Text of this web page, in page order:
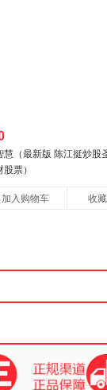
慧（最新版 陈江挺炒股
票）
加入购物车 收藏